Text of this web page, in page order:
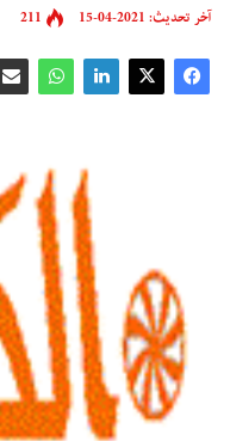
آخر تحديث: 2021-04-15 211